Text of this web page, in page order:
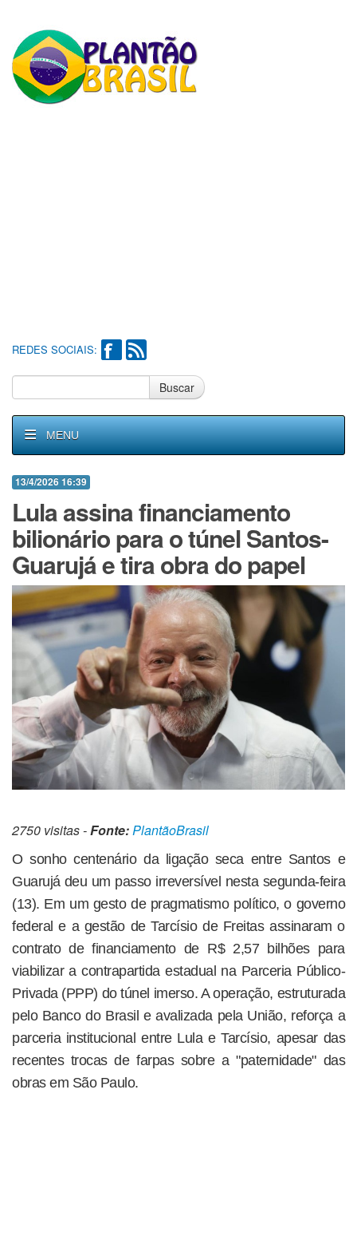
REDES SOCIAIS:
Buscar
MENU
13/4/2026 16:39
Lula assina financiamento
bilionário para o túnel Santos-
Guarujá e tira obra do papel
2750 visitas -Fonte:PlantãoBrasil
O sonho centenário da ligação seca entre Santos e
Guarujá deu um passo irreversível nesta segunda-feira
(13). Em um gesto de pragmatismo político, o governo
federal e a gestão de Tarcísio de Freitas assinaram o
contrato de financiamento de R$ 2,57 bilhões para
viabilizar a contrapartida estadual na Parceria Público-
Privada (PPP) do túnel imerso. A operação, estruturada
pelo Banco do Brasil e avalizada pela União, reforça a
parceria institucional entre Lula e Tarcísio, apesar das
recentes trocas de farpas sobre a "paternidade" das
obras em São Paulo.